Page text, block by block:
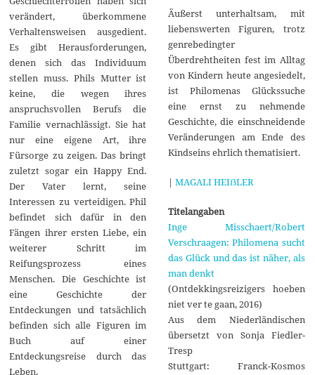
verändert, überkommene
Verhaltensweisen ausgedient.
Es gibt Herausforderungen,
denen sich das Individuum
stellen muss. Phils Mutter ist
keine, die wegen ihres
anspruchsvollen Berufs die
Familie vernachlässigt. Sie hat
nur eine eigene Art, ihre
Fürsorge zu zeigen. Das bringt
zuletzt sogar ein Happy End.
Der Vater lernt, seine
Interessen zu verteidigen. Phil
befindet sich dafür in den
Fängen ihrer ersten Liebe, ein
weiterer Schritt im
Reifungsprozess eines
Menschen. Die Geschichte ist
eine Geschichte der
Entdeckungen und tatsächlich
befinden sich alle Figuren im
Buch auf einer
Entdeckungsreise durch das
Leben.
Äußerst unterhaltsam, mit
liebenswerten Figuren, trotz
genrebedingter
Überdrehtheiten fest im Alltag
von Kindern heute angesiedelt,
ist Philomenas Glückssuche
eine ernst zu nehmende
Geschichte, die einschneidende
Veränderungen am Ende des
Kindseins ehrlich thematisiert.
| MAGALI HEIẞLER
Titelangaben
Inge Misschaert/Robert
Verschraagen: Philomena sucht
das Glück und das ist näher, als
man denkt
(Ontdekkingsreizigers hoeben
niet ver te gaan, 2016)
Aus dem Niederländischen
übersetzt von Sonja Fiedler-
Tresp
Stuttgart: Franck-Kosmos